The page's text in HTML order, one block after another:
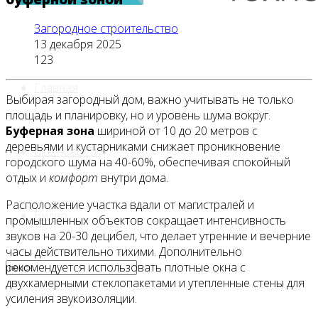
Все новости
Видео
Загородное строительство
13 декабря 2025
123
Выбирая загородный дом, важно учитывать не только
площадь и планировку, но и уровень шума вокруг.
Буферная зона шириной от 10 до 20 метров с
деревьями и кустарниками снижает проникновение
городского шума на 40-60%, обеспечивая спокойный
отдых и комфорт внутри дома.
Расположение участка вдали от магистралей и
промышленных объектов сокращает интенсивность
звуков на 20-30 децибел, что делает утренние и вечерние
часы действительно тихими. Дополнительно
рекомендуется использовать плотные окна с
двухкамерными стеклопакетами и утепленные стены для
усиления звукоизоляции.